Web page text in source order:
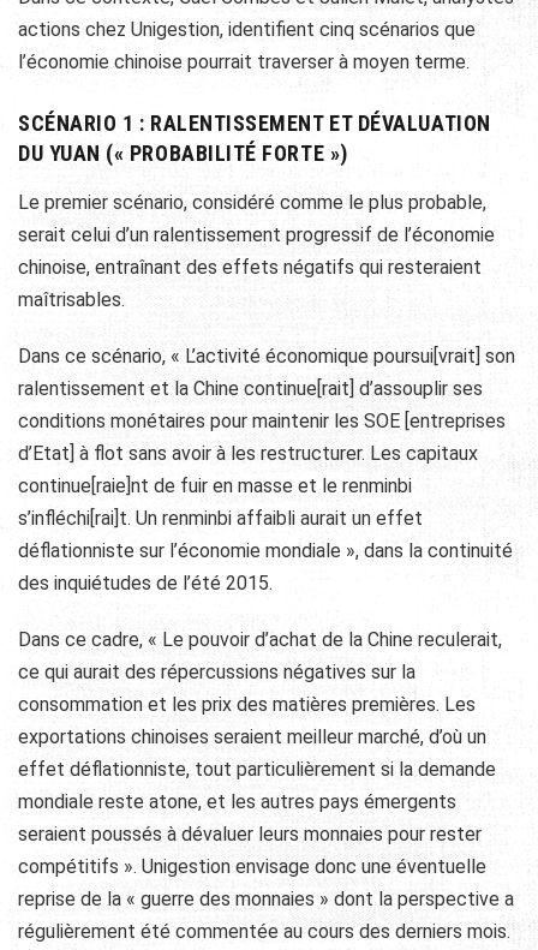
actions chez Unigestion, identifient cinq scénarios que
l’économie chinoise pourrait traverser à moyen terme.
SCÉNARIO 1 : RALENTISSEMENT ET DÉVALUATION
DU YUAN (« PROBABILITÉ FORTE »)
Le premier scénario, considéré comme le plus probable,
serait celui d’un ralentissement progressif de l’économie
chinoise, entraînant des effets négatifs qui resteraient
maîtrisables.
Dans ce scénario, « L’activité économique poursui[vrait] son
ralentissement et la Chine continue[rait] d’assouplir ses
conditions monétaires pour maintenir les SOE [entreprises
d’Etat] à flot sans avoir à les restructurer. Les capitaux
continue[raie]nt de fuir en masse et le renminbi
s’infléchi[rai]t. Un renminbi affaibli aurait un effet
déflationniste sur l’économie mondiale », dans la continuité
des inquiétudes de l’été 2015.
Dans ce cadre, « Le pouvoir d’achat de la Chine reculerait,
ce qui aurait des répercussions négatives sur la
consommation et les prix des matières premières. Les
exportations chinoises seraient meilleur marché, d’où un
effet déflationniste, tout particulièrement si la demande
mondiale reste atone, et les autres pays émergents
seraient poussés à dévaluer leurs monnaies pour rester
compétitifs ». Unigestion envisage donc une éventuelle
reprise de la « guerre des monnaies » dont la perspective a
régulièrement été commentée au cours des derniers mois.